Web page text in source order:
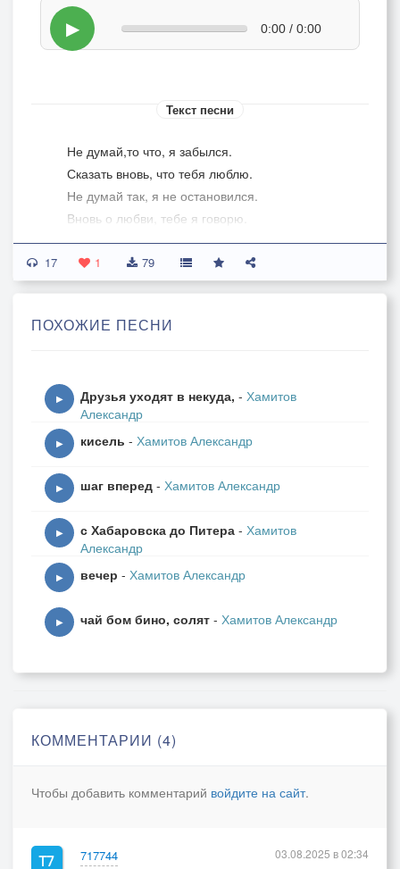
▶ 0:00 / 0:00
Текст песни
Не думай,то что, я забылся.
Сказать вновь, что тебя люблю.
Не думай так, я не остановился.
Вновь о любви, тебе я говорю.
Не знаю сколько сил мне хватит.
Не знаю сколько жизни мне дано.
Ты для меня пьянее чем вино.
И чтоб была ты вечно молодой.
Пусть эликсиром сердце тебе греет,
моя любовь и жизнь радом с тобой.
17 1 79
ПОХОЖИЕ ПЕСНИ
▶ Друзья уходят в некуда, - Хамитов
Александр
▶ кисель - Хамитов Александр
▶ шаг вперед - Хамитов Александр
▶ с Хабаровска до Питера - Хамитов
Александр
▶ вечер - Хамитов Александр
▶ чай бом бино, солят - Хамитов Александр
КОММЕНТАРИИ (4)
Чтобы добавить комментарий войдите на сайт.
717744
03.08.2025 в 02:34